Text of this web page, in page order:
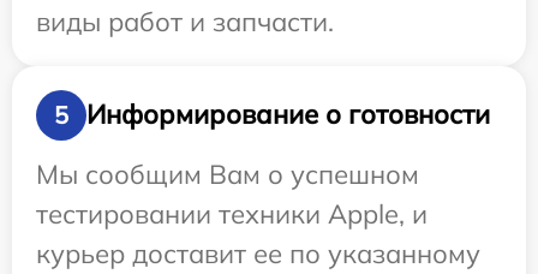
виды работ и запчасти.
5
Информирование о готовности
Мы сообщим Вам о успешном
тестировании техники Apple, и
курьер доставит ее по указанному